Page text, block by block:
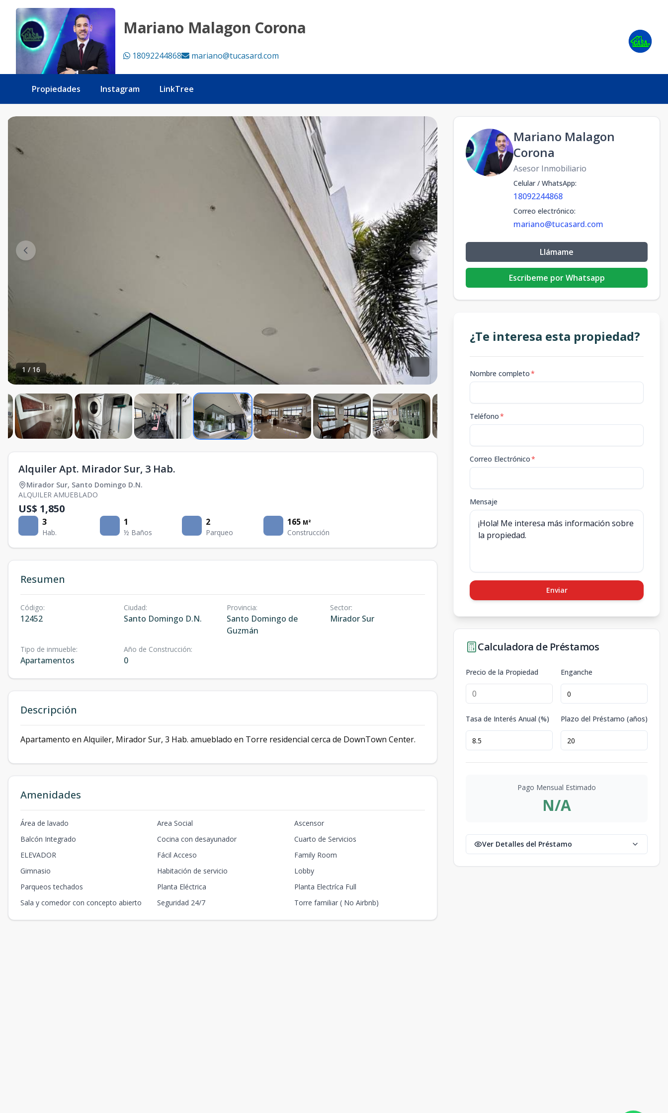
Mariano Malagon Corona
18092244868 mariano@tucasard.com
Propiedades Instagram LinkTree
1/ 16
Alquiler Apt. Mirador Sur, 3 Hab.
Mirador Sur, Santo Domingo D.N.
ALQUILER AMUEBLADO
US$ 1,850
3
Hab.
1
½ Baños
2
Parqueo
165 M²
Construcción
Resumen
Código:
12452
Ciudad:
Santo Domingo D.N.
Provincia:
Santo Domingo de
Guzmán
Sector:
Mirador Sur
Tipo de inmueble:
Apartamentos
Año de Construcción:
0
Descripción
Apartamento en Alquiler, Mirador Sur, 3 Hab. amueblado en Torre residencial cerca de DownTown Center.
Amenidades
Área de lavado Area Social
Ascensor
Balcón Integrado
Cocina con desayunador
Cuarto de Servicios
ELEVADOR
Fácil Acceso
Family Room
Gimnasio
Habitación de servicio
Lobby
Parqueos techados
Planta Eléctrica
Planta Electríca Full
Sala y comedor con concepto abierto
Seguridad 24/7 Torre familiar ( No Airbnb)
Mariano Malagon
Corona
Asesor Inmobiliario
Celular / WhatsApp:
18092244868
Correo electrónico:
mariano@tucasard.com
Llámame
Escribeme por Whatsapp
¿Te interesa esta propiedad?
Nombre completo*
Teléfono*
Correo Electrónico*
Mensaje
Enviar
Calculadora de Préstamos
Precio de la Propiedad Enganche
Tasa de Interés Anual (%) Plazo del Préstamo (años)
Pago Mensual Estimado
N/A
Ver Detalles del Préstamo
Alquiler Apt. Mirador Sur, 3 Hab. - Tu Casa RD